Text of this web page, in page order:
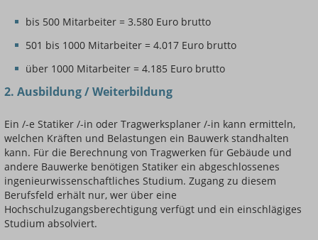
bis 500 Mitarbeiter = 3.580 Euro brutto
501 bis 1000 Mitarbeiter = 4.017 Euro brutto
über 1000 Mitarbeiter = 4.185 Euro brutto
2. Ausbildung / Weiterbildung
Ein /-e Statiker /-in oder Tragwerksplaner /-in kann ermitteln,
welchen Kräften und Belastungen ein Bauwerk standhalten
kann. Für die Berechnung von Tragwerken für Gebäude und
andere Bauwerke benötigen Statiker ein abgeschlossenes
ingenieurwissenschaftliches Studium. Zugang zu diesem
Berufsfeld erhält nur, wer über eine
Hochschulzugangsberechtigung verfügt und ein einschlägiges
Studium absolviert.